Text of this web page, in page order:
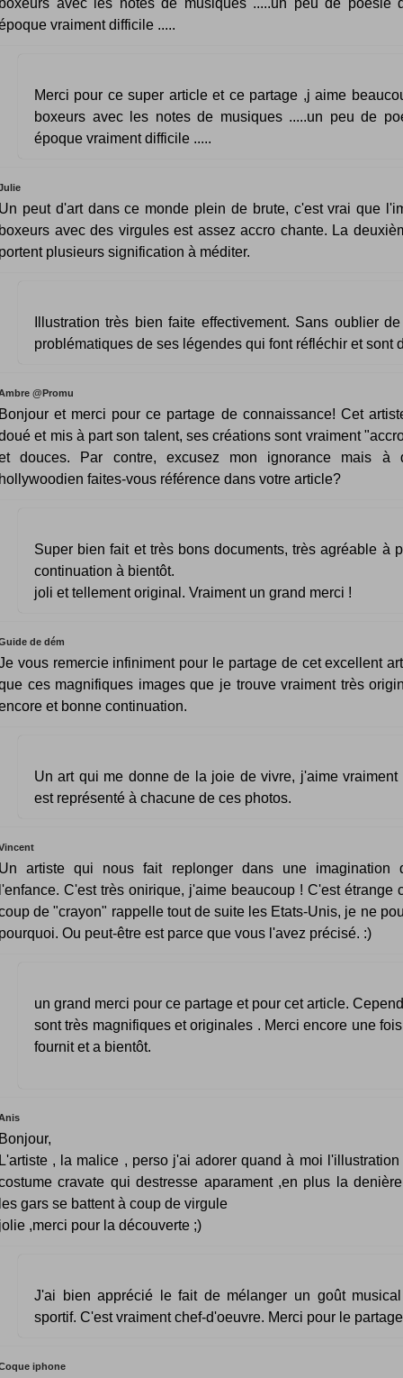
avec les notes de musiques .....un peu de poésie
vraiment difficile .....
Merci pour ce super article et ce partage ,j aime
boxeurs avec les notes de musiques .....un peu de
époque vraiment difficile .....
peut d'art dans ce monde plein de brute, c'est vrai que
avec des virgules est assez accro chante. La
plusieurs signification à méditer.
Illustration très bien faite effectivement. Sans oublier
problématiques de ses légendes qui font réfléchir et sont
@Promu
et merci pour ce partage de connaissance! Cet
et mis à part son talent, ses créations sont vraiment
douces. Par contre, excusez mon ignorance mais à
faites-vous référence dans votre article?
Super bien fait et très bons documents, très agréable à
continuation à bientôt.
joli et tellement original. Vraiment un grand merci !
de dém
vous remercie infiniment pour le partage de cet excellent
ces magnifiques images que je trouve vraiment très
et bonne continuation.
Un art qui me donne de la joie de vivre, j'aime
est représenté à chacune de ces photos.
artiste qui nous fait replonger dans une imagination
C'est très onirique, j'aime beaucoup ! C'est étrange
de "crayon" rappelle tout de suite les Etats-Unis, je ne
Ou peut-être est parce que vous l'avez précisé. :)
un grand merci pour ce partage et pour cet article.
sont très magnifiques et originales . Merci encore une
fournit et a bientôt.
, la malice , perso j'ai adorer quand à moi l'illustration
cravate qui destresse aparament ,en plus la
gars se battent à coup de virgule
,merci pour la découverte ;)
J'ai bien apprécié le fait de mélanger un goût
sportif. C'est vraiment chef-d'oeuvre. Merci pour le
iphone